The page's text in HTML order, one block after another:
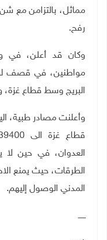
مماثل، بالتزامن مع
رفح.
مواطنين، في قصف
البريج وسط قطاع
وأعلنت مصادر طبية،
العدوان، في حين لا
الطرقات، حيث يمنع
المدني الوصول إليهم.
ــــــ